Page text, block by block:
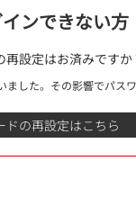
ンできない方
再設定はお済みですか
した。その影響でパス